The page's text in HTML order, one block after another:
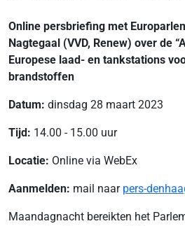
Online persbriefing met
Nagtegaal (VVD, Renew) over de
Europese laad- en tankstations
brandstoffen
Datum: dinsdag 28 maart 2023
Tijd: 14.00 - 15.00 uur
Locatie: Online via WebEx
Aanmelden: mail naar pers-
Maandagnacht bereikten het